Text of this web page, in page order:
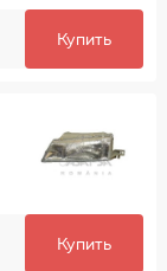
Купить
Купить